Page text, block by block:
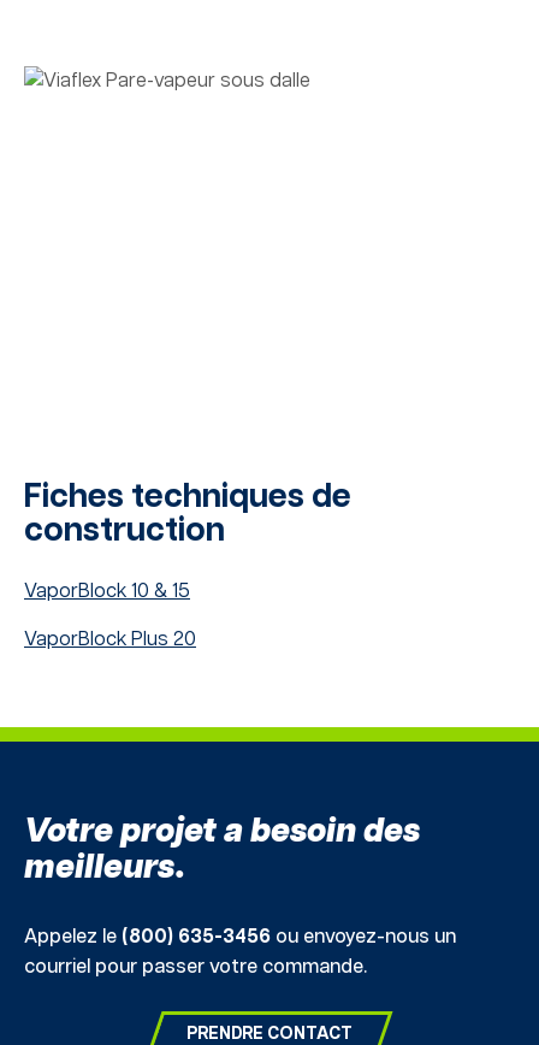
Fiches techniques de
construction
VaporBlock 10 & 15
VaporBlock Plus 20
Votre projet a besoin des
meilleurs.
Appelez le (800) 635-3456 ou envoyez-nous un
courriel pour passer votre commande.
PRENDRE CONTACT